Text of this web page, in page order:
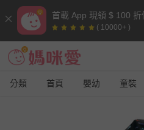
首載 App 現領 $ 100 折
( 10000+ )
分類 首頁 嬰幼 童裝